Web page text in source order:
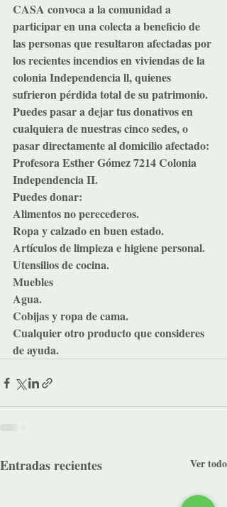
CASA convoca a la comunidad a
participar en una colecta a beneficio de
las personas que resultaron afectadas por
los recientes incendios en viviendas de la
colonia Independencia ll, quienes
sufrieron pérdida total de su patrimonio.
Puedes pasar a dejar tus donativos en
cualquiera de nuestras cinco sedes, o
pasar directamente al domicilio afectado:
Profesora Esther Gómez 7214 Colonia
Independencia II.
Puedes donar:
Alimentos no perecederos.
Ropa y calzado en buen estado.
Artículos de limpieza e higiene personal.
Utensilios de cocina.
Muebles
Agua.
Cobijas y ropa de cama.
Cualquier otro producto que consideres
de ayuda.
Entradas recientes Ver todo